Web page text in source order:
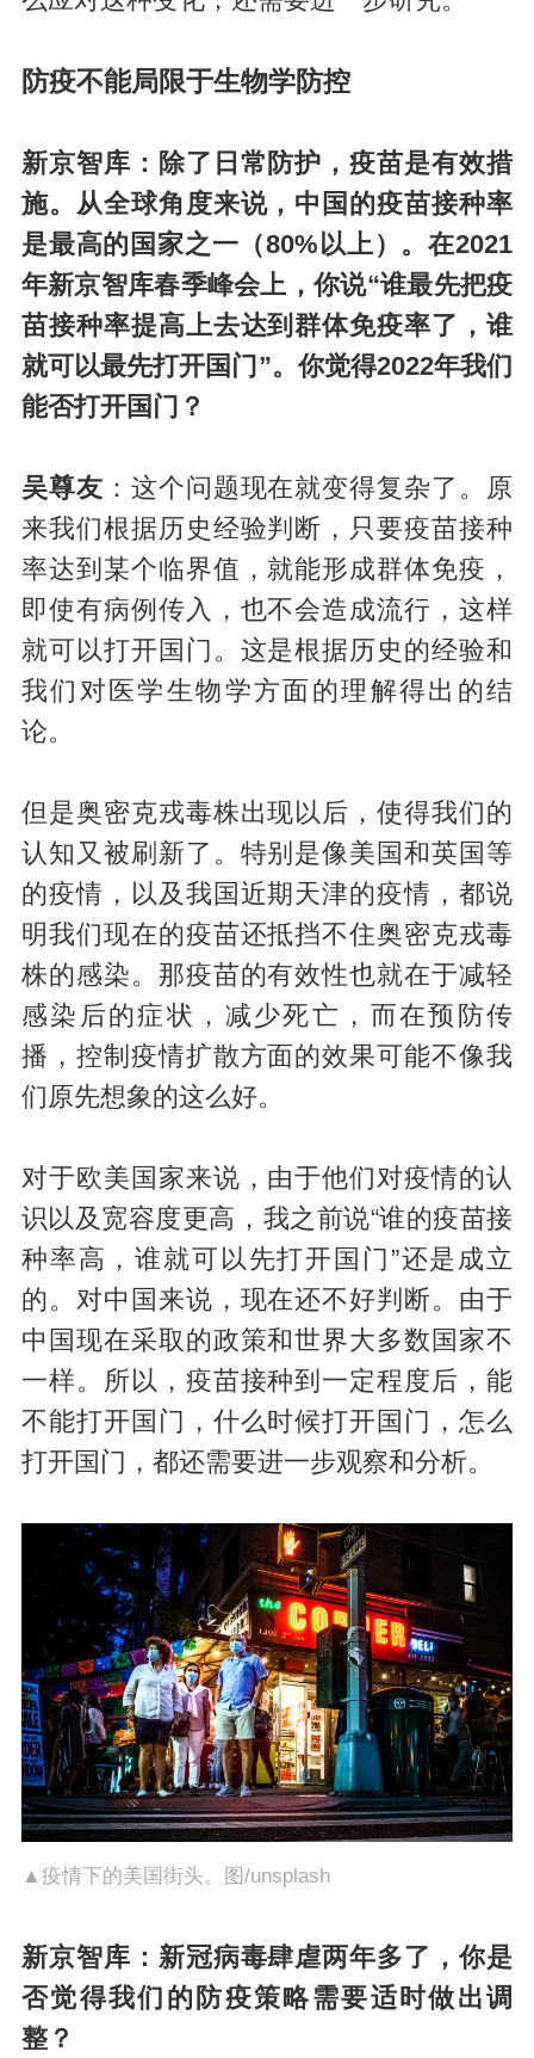
防疫不能局限于生物学防控
新京智库：除了日常防护，疫苗是有效措
施。从全球角度来说，中国的疫苗接种率
是最高的国家之一（80%以上）。在2021
年新京智库春季峰会上，你说“谁最先把疫
苗接种率提高上去达到群体免疫率了，谁
就可以最先打开国门”。你觉得2022年我们
能否打开国门？
吴尊友 ：这个问题现在就变得复杂了。原
来我们根据历史经验判断，只要疫苗接种
率达到某个临界值，就能形成群体免疫，
即使有病例传入，也不会造成流行，这样
就可以打开国门。这是根据历史的经验和
我们对医学生物学方面的理解得出的结
论。
但是奥密克戎毒株出现以后，使得我们的
认知又被刷新了。特别是像美国和英国等
的疫情，以及我国近期天津的疫情，都说
明我们现在的疫苗还抵挡不住奥密克戎毒
株的感染。那疫苗的有效性也就在于减轻
感染后的症状，减少死亡，而在预防传
播，控制疫情扩散方面的效果可能不像我
们原先想象的这么好。
对于欧美国家来说，由于他们对疫情的认
识以及宽容度更高，我之前说“谁的疫苗接
种率高，谁就可以先打开国门”还是成立
的。对中国来说，现在还不好判断。由于
中国现在采取的政策和世界大多数国家不
一样。所以，疫苗接种到一定程度后，能
不能打开国门，什么时候打开国门，怎么
打开国门，都还需要进一步观察和分析。
▲疫情下的美国街头。图/unsplash
新京智库：新冠病毒肆虐两年多了，你是
否觉得我们的防疫策略需要适时做出调
整？